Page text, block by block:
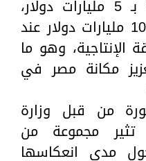
باستثمارات تُقدّر مبدئياً بـ 5 مليارات دولار،
على أن ترتفع إلى نحو 10 مليارات دولار عند
الإنتاجية، وهو ما
مكانة مصر في
من قبل وزارة
تثير مجموعة من
مدى انعكاسها